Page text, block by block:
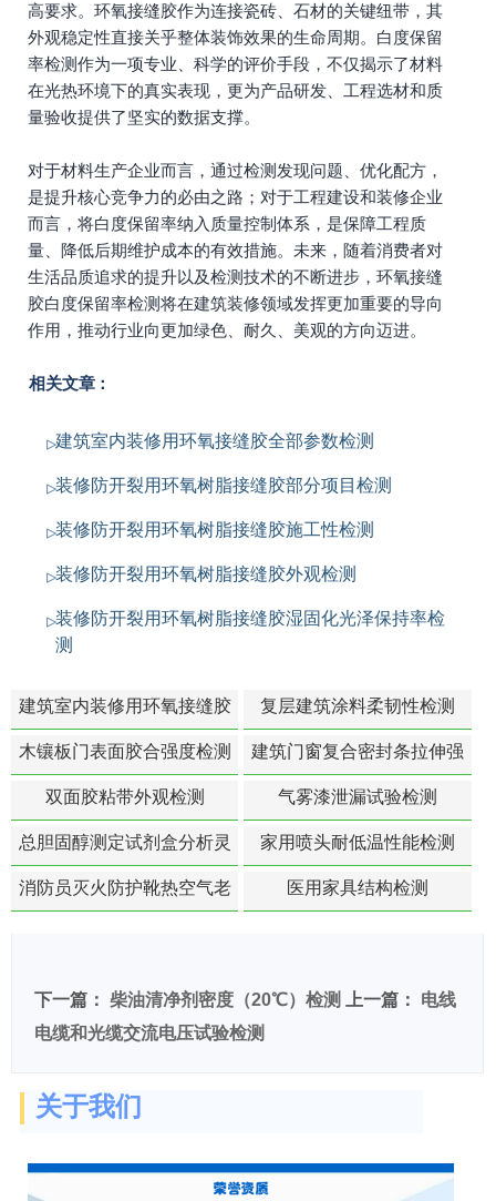
高要求。环氧接缝胶作为连接瓷砖、石材的关键纽带，其
外观稳定性直接关乎整体装饰效果的生命周期。白度保留
率检测作为一项专业、科学的评价手段，不仅揭示了材料
在光热环境下的真实表现，更为产品研发、工程选材和质
量验收提供了坚实的数据支撑。
对于材料生产企业而言，通过检测发现问题、优化配方，
是提升核心竞争力的必由之路；对于工程建设和装修企业
而言，将白度保留率纳入质量控制体系，是保障工程质
量、降低后期维护成本的有效措施。未来，随着消费者对
生活品质追求的提升以及检测技术的不断进步，环氧接缝
胶白度保留率检测将在建筑装修领域发挥更加重要的导向
作用，推动行业向更加绿色、耐久、美观的方向迈进。
相关文章：
建筑室内装修用环氧接缝胶全部参数检测
装修防开裂用环氧树脂接缝胶部分项目检测
装修防开裂用环氧树脂接缝胶施工性检测
装修防开裂用环氧树脂接缝胶外观检测
装修防开裂用环氧树脂接缝胶湿固化光泽保持率检
测
建筑室内装修用环氧接缝胶
苯含量检测
复层建筑涂料柔韧性检测
木镶板门表面胶合强度检测
建筑门窗复合密封条拉伸强
度-硬质塑料材料检测
双面胶粘带外观检测 气雾漆泄漏试验检测
总胆固醇测定试剂盒分析灵
敏度检测
家用喷头耐低温性能检测
消防员灭火防护靴热空气老
医用家具结构检测
下一篇： 柴油清净剂密度（20℃）检测 上一篇： 电线
电缆和光缆交流电压试验检测
关于我们